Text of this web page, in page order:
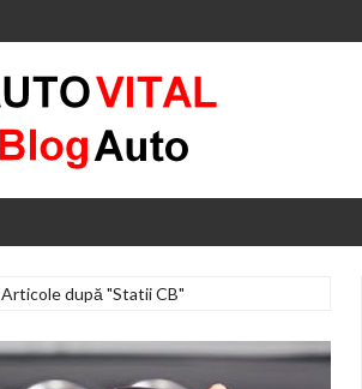
Articole după "Statii CB"